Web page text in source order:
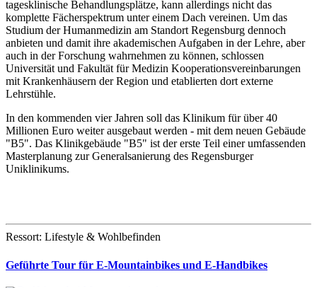
tagesklinische Behandlungsplätze, kann allerdings nicht das
komplette Fächerspektrum unter einem Dach vereinen. Um das
Studium der Humanmedizin am Standort Regensburg dennoch
anbieten und damit ihre akademischen Aufgaben in der Lehre, aber
auch in der Forschung wahrnehmen zu können, schlossen
Universität und Fakultät für Medizin Kooperationsvereinbarungen
mit Krankenhäusern der Region und etablierten dort externe
Lehrstühle.
In den kommenden vier Jahren soll das Klinikum für über 40
Millionen Euro weiter ausgebaut werden - mit dem neuen Gebäude
"B5". Das Klinikgebäude "B5" ist der erste Teil einer umfassenden
Masterplanung zur Generalsanierung des Regensburger
Uniklinikums.
Ressort: Lifestyle & Wohlbefinden
Geführte Tour für E-Mountainbikes und E-Handbikes